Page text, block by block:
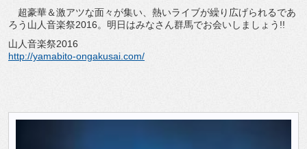
超豪華＆激アツな面々が集い、熱いライブが繰り広げられるであ
ろう山人音楽祭2016。明日はみなさん群馬でお会いしましょう!!
山人音楽祭2016
http://yamabito-ongakusai.com/